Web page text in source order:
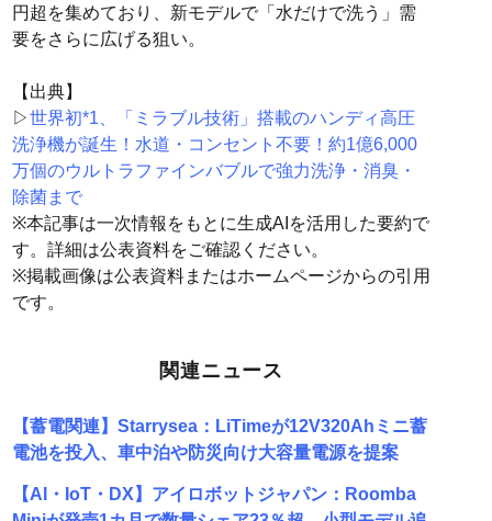
円超を集めており、新モデルで「水だけで洗う」需
要をさらに広げる狙い。
【出典】
▷世界初*1、「ミラブル技術」搭載のハンディ高圧
洗浄機が誕生！水道・コンセント不要！約1億6,000
万個のウルトラファインバブルで強力洗浄・消臭・
除菌まで
※本記事は一次情報をもとに生成AIを活用した要約で
す。詳細は公表資料をご確認ください。
※掲載画像は公表資料またはホームページからの引用
です。
関連ニュース
【蓄電関連】Starrysea：LiTimeが12V320Ahミニ蓄
電池を投入、車中泊や防災向け大容量電源を提案
【AI・IoT・DX】アイロボットジャパン：Roomba